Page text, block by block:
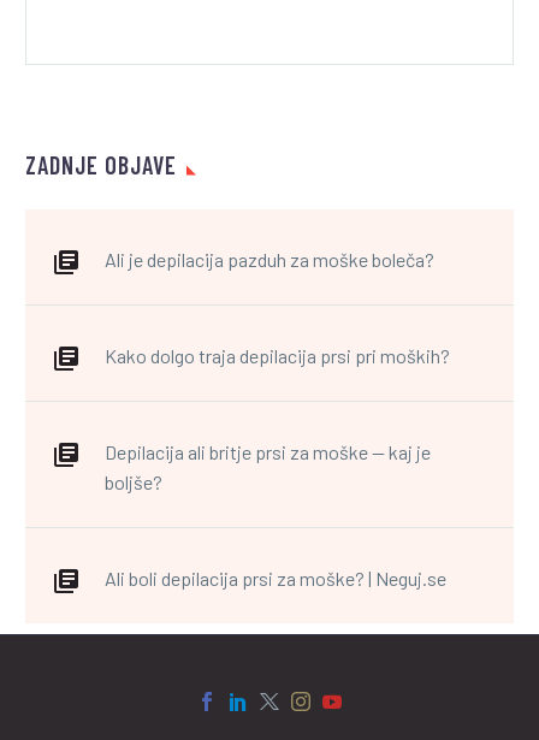
ZADNJE OBJAVE
Ali je depilacija pazduh za moške boleča?
Kako dolgo traja depilacija prsi pri moških?
Depilacija ali britje prsi za moške — kaj je
boljše?
Ali boli depilacija prsi za moške? | Neguj.se